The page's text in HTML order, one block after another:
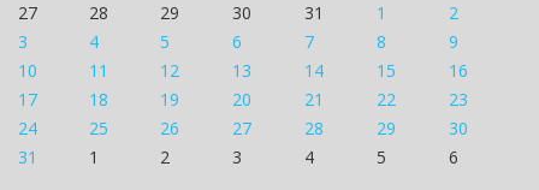
27
28 29 30 31 1
2
3
4 5 6 7 8
9
10
11 12 13 14 15
16
17
18 19 20 21 22
23
24
25 26 27 28 29
30
31
1 2 3 4 5 6